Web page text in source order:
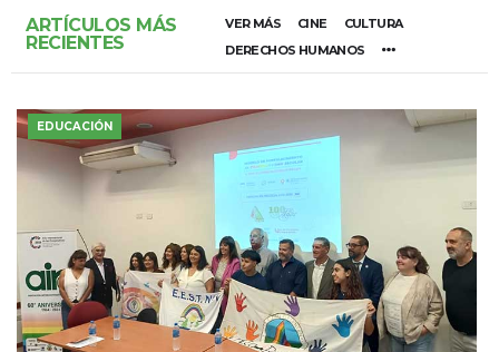
ARTÍCULOS MÁS
RECIENTES
VER MÁS CINE
CULTURA
DERECHOS HUMANOS
EDUCACIÓN